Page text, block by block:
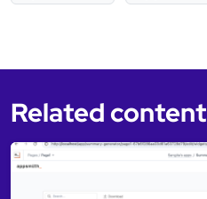
Related content